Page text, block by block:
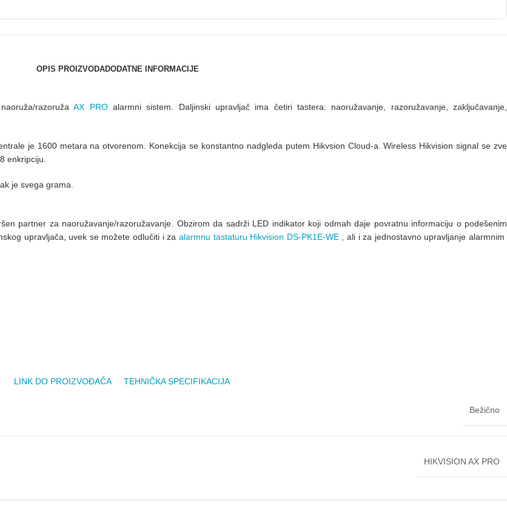
OPIS PROIZVODADODATNE INFORMACIJE
razoruža AX PROalarmni sistem. Daljinski upravljač ima četiri tastera: naoružavanje, razoružavanje, zaključavanje,
je 1600 metara na otvorenom. Konekcija se konstantno nadgleda putem Hikvsion Cloud-a. Wireless Hikvision signal se zve
enkripciju.
je svega grama.
partner za naoružavanje/razoružavanje. Obzirom da sadrži LED indikator koji odmah daje povratnu informaciju o podešenim
upravljača, uvek se možete odlučiti i za alarmnu tastaturu Hikvision DS-PK1E-WE, ali i za jednostavno upravljanje alarmnim
LINK DO PROIZVOĐAČA TEHNIČKA SPECIFIKACIJA
Bežično
HIKVISION AX PRO